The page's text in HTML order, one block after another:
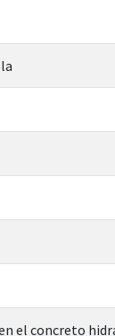
el concreto